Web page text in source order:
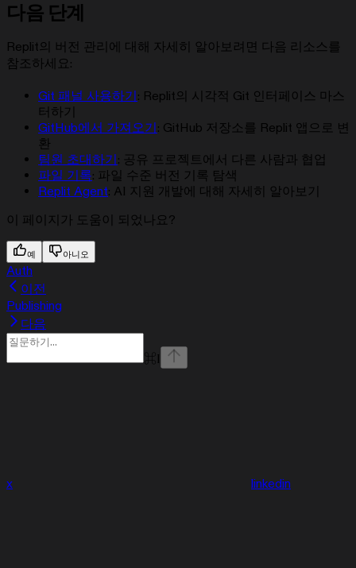
다음 단계
Replit의 버전 관리에 대해 자세히 알아보려면 다음 리소스를
참조하세요:
Git 패널 사용하기: Replit의 시각적 Git 인터페이스 마스
터하기
GitHub에서 가져오기: GitHub 저장소를 Replit 앱으로 변
환
팀원 초대하기: 공유 프로젝트에서 다른 사람과 협업
파일 기록: 파일 수준 버전 기록 탐색
Replit Agent: AI 지원 개발에 대해 자세히 알아보기
이 페이지가 도움이 되었나요?
예 아니오
Auth
이전
Publishing
다음
I
x linkedin